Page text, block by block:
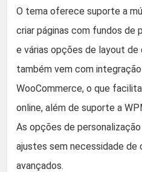
O tema oferece suporte a
criar páginas com fundos de
e várias opções de layout de
também vem com
WooCommerce, o que
online, além de suporte a
As opções de
ajustes sem necessidade
avançados.